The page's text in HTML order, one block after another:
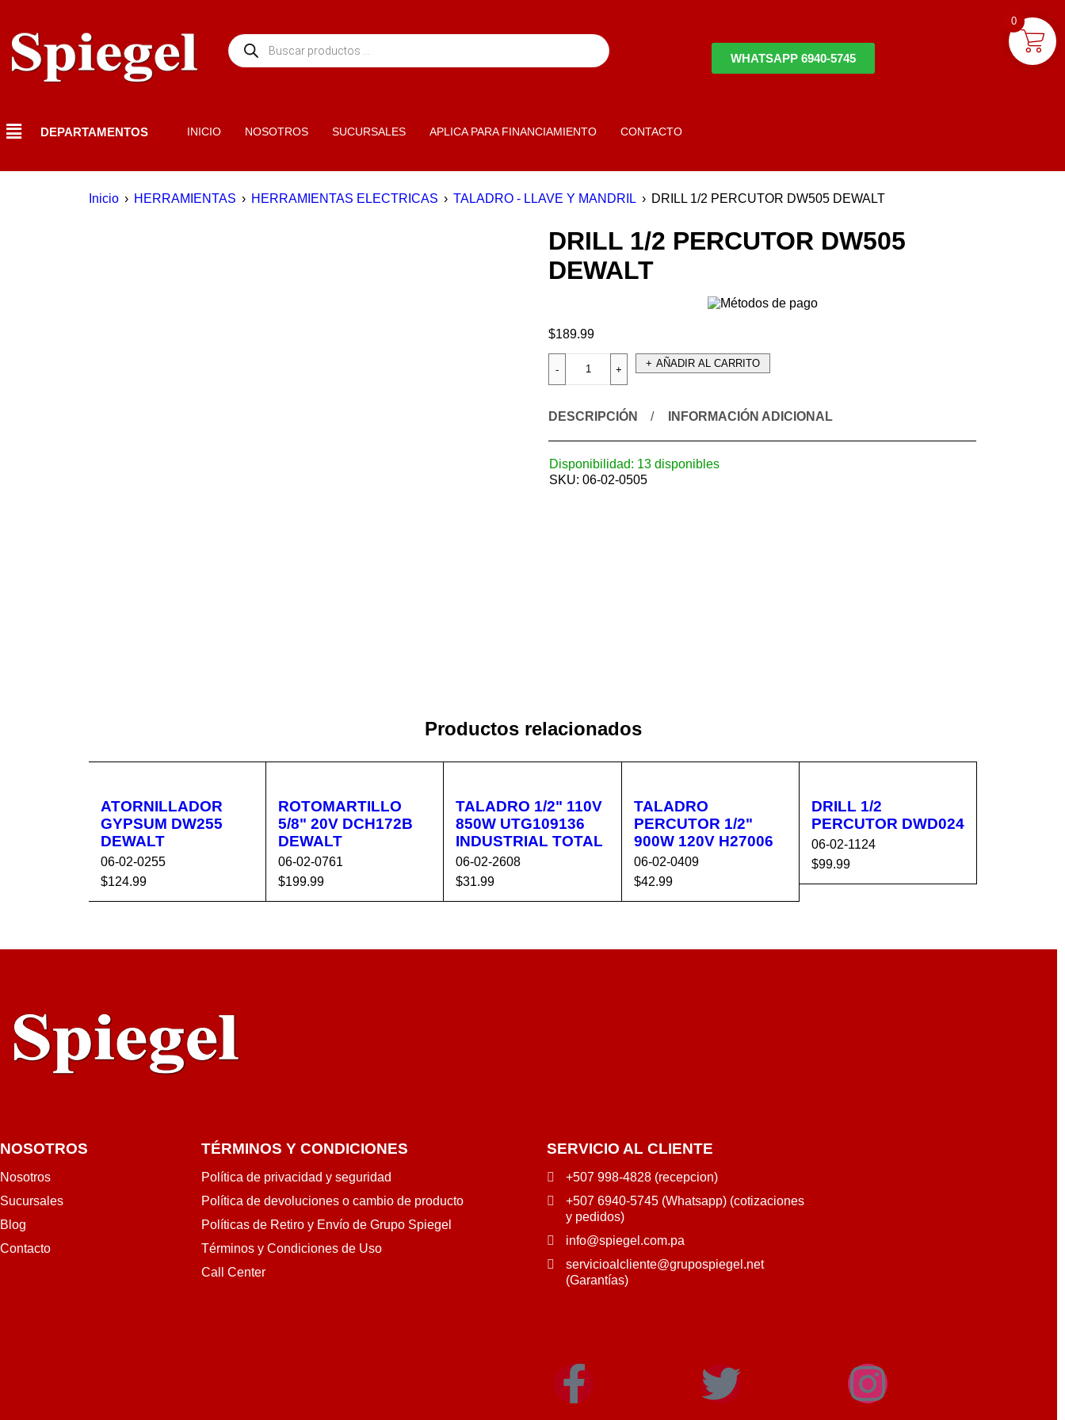
WHATSAPP 6940-5745
DEPARTAMENTOS INICIO NOSOTROS SUCURSALES APLICA PARA FINANCIAMIENTO CONTACTO
Inicio › HERRAMIENTAS › HERRAMIENTAS ELECTRICAS › TALADRO - LLAVE Y MANDRIL › DRILL 1/2 PERCUTOR DW505 DEWALT
DRILL 1/2 PERCUTOR DW505
DEWALT
$189.99
AÑADIR AL CARRITO
DESCRIPCIÓN INFORMACIÓN ADICIONAL
Disponibilidad: 13 disponibles
SKU: 06-02-0505
Productos relacionados
ATORNILLADOR
GYPSUM DW255
DEWALT
06-02-0255
$124.99
AÑADIR AL CA
VISTA
ROTOMARTILLO
5/8" 20V DCH172B
DEWALT
06-02-0761
$199.99
AÑADIR AL CA
VISTA
TALADRO 1/2" 110V
850W UTG109136
INDUSTRIAL TOTAL
06-02-2608
$31.99
AÑADIR AL CA
VISTA
TALADRO
PERCUTOR 1/2"
900W 120V H27006
06-02-0409
$42.99
AÑADIR AL CA
VISTA
DRILL 1/2
PERCUTOR DWD024
06-02-1124
$99.99
AÑADIR AL CA
VISTA
NOSOTROS
Nosotros
Sucursales
Blog
Contacto
TÉRMINOS Y CONDICIONES
Política de privacidad y seguridad
Política de devoluciones o cambio de producto
Políticas de Retiro y Envío de Grupo Spiegel
Términos y Condiciones de Uso
Call Center
SERVICIO AL CLIENTE
+507 998-4828 (recepcion)
+507 6940-5745 (Whatsapp) (cotizaciones
y pedidos)
info@spiegel.com.pa
servicioalcliente@grupospiegel.net
(Garantías)
0